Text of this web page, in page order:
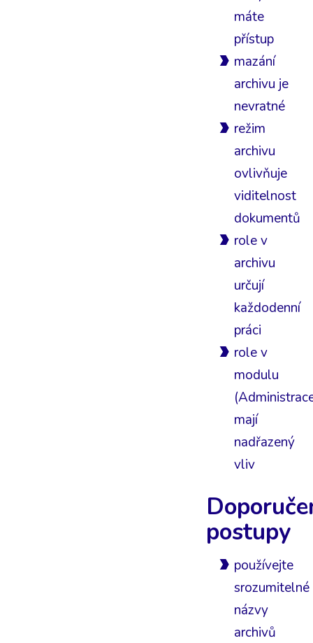
máte
přístup
mazání
archivu je
nevratné
režim
archivu
ovlivňuje
viditelnost
dokumentů
role v
archivu
určují
každodenní
práci
role v
modulu
mají
nadřazený
vliv
postupy
používejte
srozumitelné
názvy
archivů